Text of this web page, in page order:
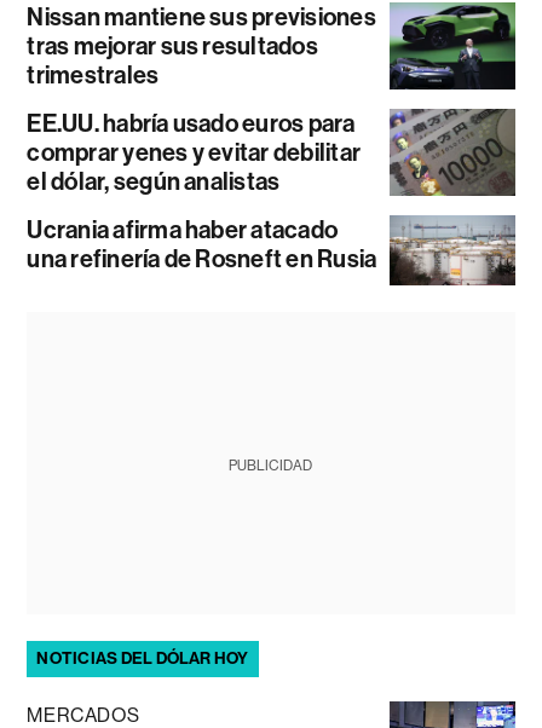
Nissan mantiene sus previsiones
tras mejorar sus resultados
trimestrales
EE.UU. habría usado euros para
comprar yenes y evitar debilitar
el dólar, según analistas
Ucrania afirma haber atacado
una refinería de Rosneft en Rusia
PUBLICIDAD
NOTICIAS DEL DÓLAR HOY
MERCADOS